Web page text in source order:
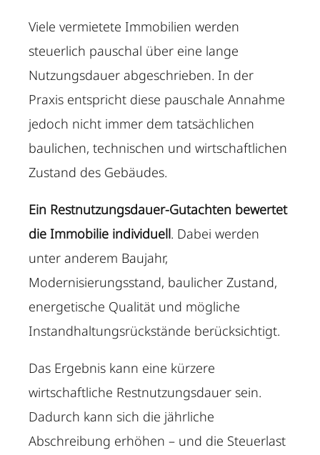
Viele vermietete Immobilien werden
steuerlich pauschal über eine lange
Nutzungsdauer abgeschrieben. In der
Praxis entspricht diese pauschale Annahme
jedoch nicht immer dem tatsächlichen
baulichen, technischen und wirtschaftlichen
Zustand des Gebäudes.
Ein Restnutzungsdauer-Gutachten bewertet
die Immobilie individuell. Dabei werden
unter anderem Baujahr,
Modernisierungsstand, baulicher Zustand,
energetische Qualität und mögliche
Instandhaltungsrückstände berücksichtigt.
Das Ergebnis kann eine kürzere
wirtschaftliche Restnutzungsdauer sein.
Dadurch kann sich die jährliche
Abschreibung erhöhen – und die Steuerlast